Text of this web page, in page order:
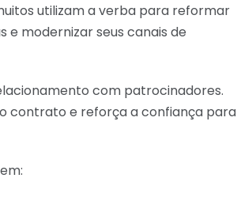
utilizam a verba para reformar
modernizar seus canais de
com patrocinadores.
contrato e reforça a confiança para